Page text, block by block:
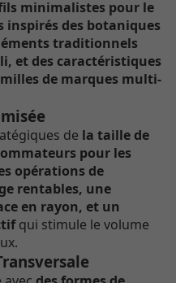
minimalistes pour le
inspirés des botaniques
traditionnels
et des caractéristiques
de marques multi-
de la taille de
pour les
opérations de
rentables, une
en rayon, et un
qui stimule le volume